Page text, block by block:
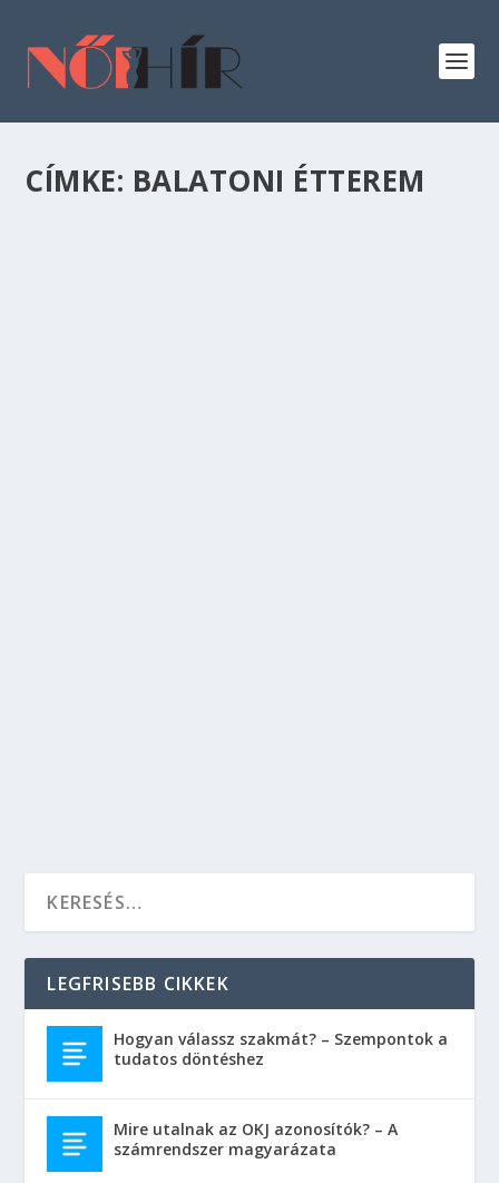
CÍMKE: BALATONI ÉTTEREM
LEGFRISEBB CIKKEK
Hogyan válassz szakmát? – Szempontok a
tudatos döntéshez
Mire utalnak az OKJ azonosítók? – A
számrendszer magyarázata